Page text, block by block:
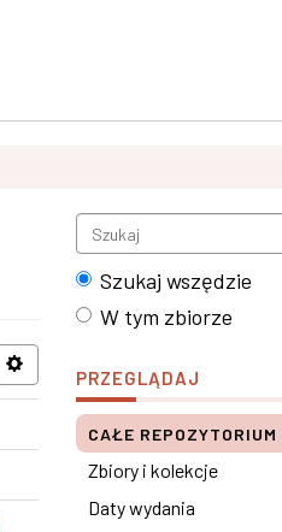
Szukaj wszędzie
W tym zbiorze
PRZEGLĄDAJ
CAŁE REPOZYTORIUM
Zbiory i kolekcje
Daty wydania